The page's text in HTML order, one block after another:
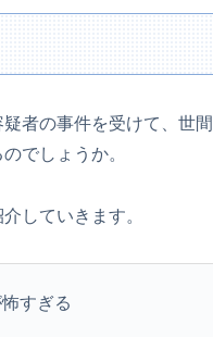
者の事件を受けて、世
でしょうか。
していきます。
すぎる